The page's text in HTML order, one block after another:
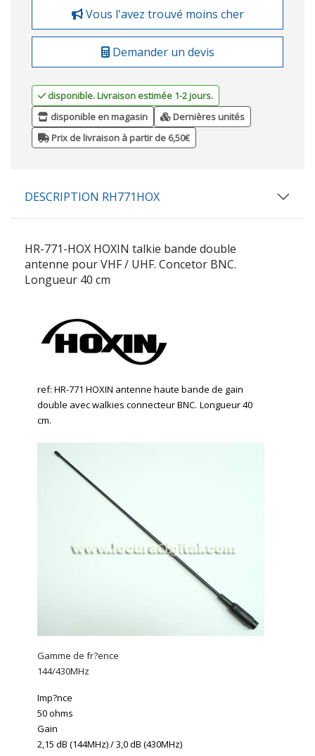
Vous l'avez trouvé moins cher
Demander un devis
disponible. Livraison estimée 1-2 jours.
disponible en magasin
Dernières unités
Prix de livraison à partir de 6,50€
DESCRIPTION RH771HOX
HR-771-HOX HOXIN talkie bande double
antenne pour VHF / UHF. Concetor BNC.
Longueur 40 cm
ref: HR-771 HOXIN antenne haute bande de gain
double avec walkies connecteur BNC. Longueur 40
cm.
Gamme de fr?ence
144/430MHz
Imp?nce
50 ohms
Gain
2,15 dB (144MHz) / 3,0 dB (430MHz)